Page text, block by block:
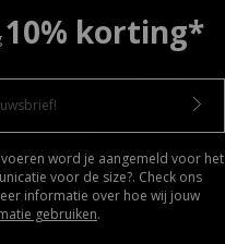
10% korting*
word je aangemeld voor het
voor de size?. Check ons
informatie over hoe wij jouw
gebruiken.